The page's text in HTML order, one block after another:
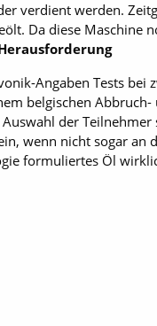
verdient werden.
Da diese Maschine
Angaben Tests
belgischen Abbruch-
der
wenn nicht sogar an
formuliertes Öl